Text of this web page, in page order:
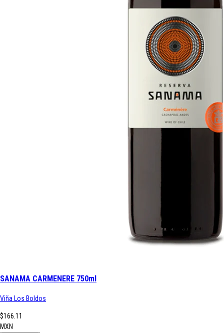
SANAMA CARMENERE 750ml
Viña Los Boldos
$166.11
MXN